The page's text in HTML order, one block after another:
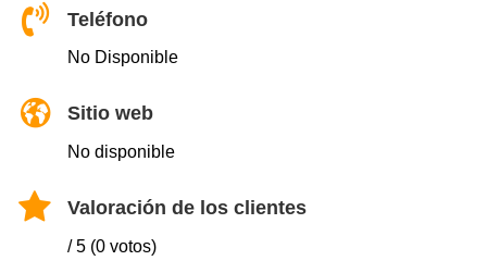
Teléfono
No Disponible
Sitio web
No disponible
Valoración de los clientes
/ 5 (0 votos)